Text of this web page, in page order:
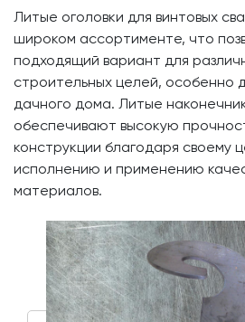
Литые оголовки для винтовых
широком ассортименте, что
подходящий вариант для
строительных целей, особенно
дачного дома. Литые
обеспечивают высокую
конструкции благодаря своему
исполнению и применению
материалов.